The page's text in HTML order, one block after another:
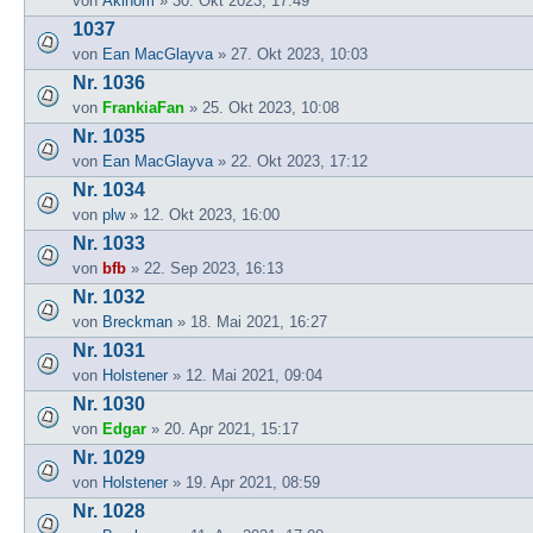
1037
von Ean MacGlayva» 27. Okt 2023, 10:03
Nr. 1036
von FrankiaFan » 25. Okt 2023, 10:08
Nr. 1035
von Ean MacGlayva» 22. Okt 2023, 17:12
Nr. 1034
von plw» 12. Okt 2023, 16:00
Nr. 1033
von bfb » 22. Sep 2023, 16:13
Nr. 1032
von Breckman » 18. Mai 2021, 16:27
Nr. 1031
von Holstener » 12. Mai 2021, 09:04
Nr. 1030
von Edgar » 20. Apr 2021, 15:17
Nr. 1029
von Holstener » 19. Apr 2021, 08:59
Nr. 1028